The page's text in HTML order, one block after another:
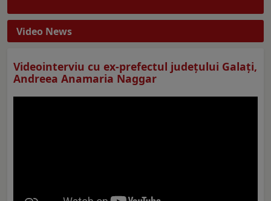
Video News
Videointerviu cu ex-prefectul judeţului Galaţi,
Andreea Anamaria Naggar